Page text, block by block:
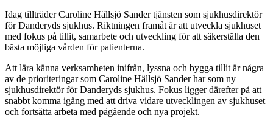
Idag tillträder Caroline Hällsjö Sander tjänsten som sjukhusdirektör
för Danderyds sjukhus. Riktningen framåt är att utveckla sjukhuset
med fokus på tillit, samarbete och utveckling för att säkerställa den
bästa möjliga vården för patienterna.
Att lära känna verksamheten inifrån, lyssna och bygga tillit är några
av de prioriteringar som Caroline Hällsjö Sander har som ny
sjukhusdirektör för Danderyds sjukhus. Fokus ligger därefter på att
snabbt komma igång med att driva vidare utvecklingen av sjukhuset
och fortsätta arbeta med pågående och nya projekt.